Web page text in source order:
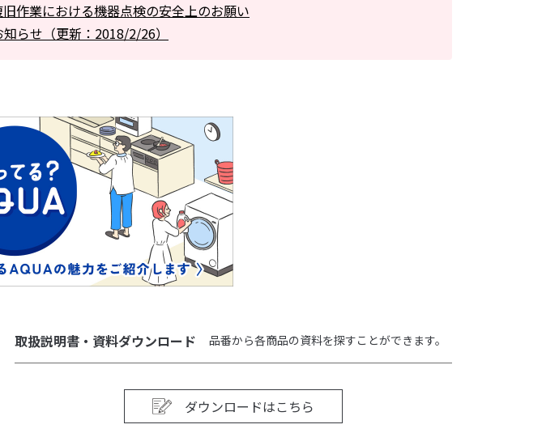
作業における機器点検の安全上のお願い
らせ（更新：2018/2/26）
取扱説明書・資料ダウンロード 品番から各商品の資料を探すことができます。
ダウンロードはこちら